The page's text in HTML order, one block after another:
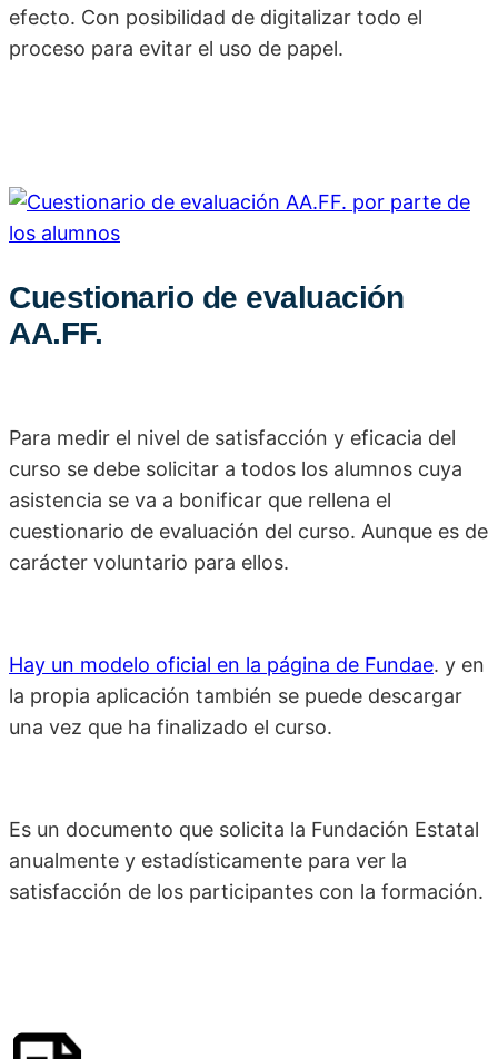
efecto. Con posibilidad de digitalizar todo el
proceso para evitar el uso de papel.
Cuestionario de evaluación
AA.FF.
Para medir el nivel de satisfacción y eficacia del
curso se debe solicitar a todos los alumnos cuya
asistencia se va a bonificar que rellena el
cuestionario de evaluación del curso. Aunque es de
carácter voluntario para ellos.
Hay un modelo oficial en la página de Fundae. y en
la propia aplicación también se puede descargar
una vez que ha finalizado el curso.
Es un documento que solicita la Fundación Estatal
anualmente y estadísticamente para ver la
satisfacción de los participantes con la formación.